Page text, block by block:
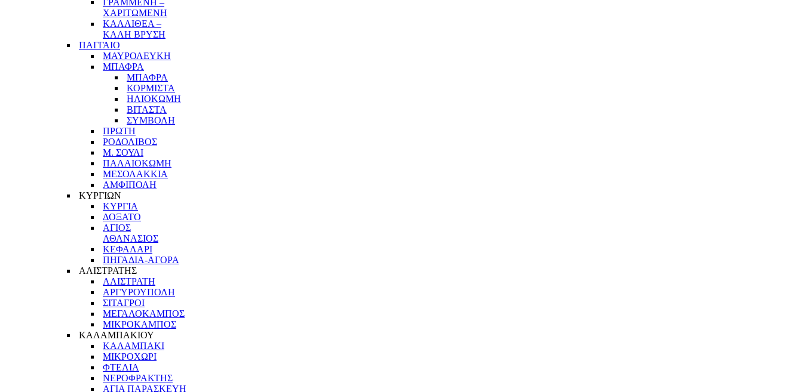
ΓΡΑΜΜΕΝΗ –
ΧΑΡΙΤΩΜΕΝΗ
ΚΑΛΛΙΘΕΑ –
ΚΑΛΗ ΒΡΥΣΗ
ΠΑΓΓΑΙΟ
ΜΑΥΡΟΛΕΥΚΗ
ΜΠΑΦΡΑ
ΜΠΑΦΡΑ
ΚΟΡΜΙΣΤΑ
ΗΛΙΟΚΩΜΗ
ΒΙΤΑΣΤΑ
ΣΥΜΒΟΛΗ
ΠΡΩΤΗ
ΡΟΔΟΛΙΒΟΣ
Μ. ΣΟΥΛΙ
ΠΑΛΑΙΟΚΩΜΗ
ΜΕΣΟΛΑΚΚΙΑ
ΑΜΦΙΠΟΛΗ
ΚΥΡΓΙΩΝ
ΚΥΡΓΙΑ
ΔΟΞΑΤΟ
ΑΓΙΟΣ
ΑΘΑΝΑΣΙΟΣ
ΚΕΦΑΛΑΡΙ
ΠΗΓΑΔΙΑ-ΑΓΟΡΑ
ΑΛΙΣΤΡΑΤΗΣ
ΑΛΙΣΤΡΑΤΗ
ΑΡΓΥΡΟΥΠΟΛΗ
ΣΙΤΑΓΡΟΙ
ΜΕΓΑΛΟΚΑΜΠΟΣ
ΜΙΚΡΟΚΑΜΠΟΣ
ΚΑΛΑΜΠΑΚΙΟΥ
ΚΑΛΑΜΠΑΚΙ
ΜΙΚΡΟΧΩΡΙ
ΦΤΕΛΙΑ
ΝΕΡΟΦΡΑΚΤΗΣ
ΑΓΙΑ ΠΑΡΑΣΚΕΥΗ